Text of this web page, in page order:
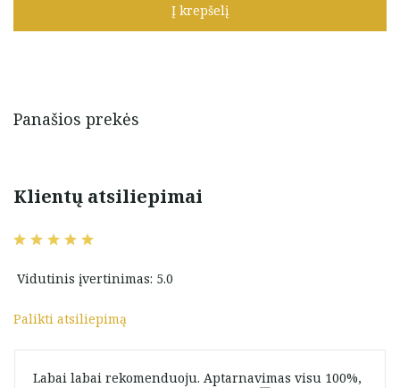
cirkoniu
Į krepšelį
Panašios prekės
Klientų atsiliepimai
Vidutinis įvertinimas: 5.0
Palikti atsiliepimą
Labai labai rekomenduoju. Aptarnavimas visu 100%,